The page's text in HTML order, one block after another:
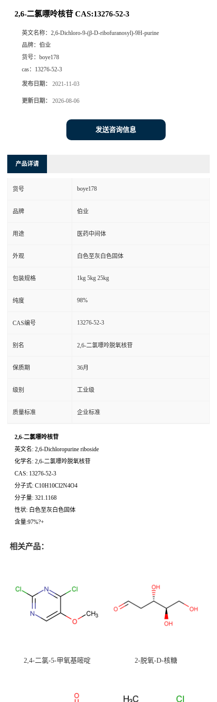
2,6-二氯嘌呤核苷 CAS:13276-52-3
英文名称： 2,6-Dichloro-9-(β-D-ribofuranosyl)-9H-purine
品牌： 伯业
货号： boye178
cas： 13276-52-3
发布日期： 2021-11-03
更新日期： 2026-08-06
发送咨询信息
产品详请
货号 boye178
品牌 伯业
用途 医药中间体
外观 白色至灰白色固体
包装规格 1kg 5kg 25kg
纯度 98%
CAS编号 13276-52-3
别名 2,6-二氯嘌呤脱氧核苷
保质期 36月
级别 工业级
质量标准 企业标准
2,6-二氯嘌呤核苷
英文名: 2,6-Dichloropurine riboside
化学名: 2,6-二氯嘌呤脱氧核苷
CAS: 13276-52-3
分子式: C10H10Cl2N4O4
分子量: 321.1168
性状: 白色至灰白色固体
含量:97%?+
相关产品：
2,4-二氯-5-甲氧基嘧啶 2-脱氧-D-核糖